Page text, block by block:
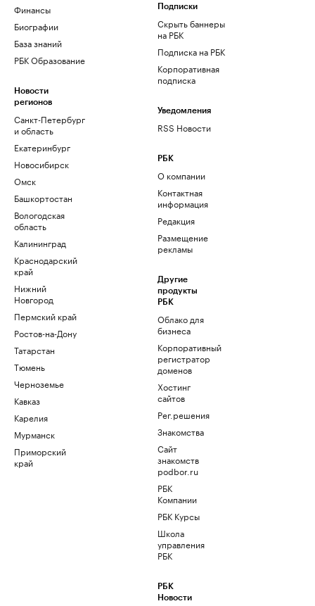
Финансы
Биографии
База знаний
РБК Образование
Новости
регионов
Санкт-Петербург
и область
Екатеринбург
Новосибирск
Омск
Башкортостан
Вологодская
область
Калининград
Краснодарский
край
Нижний
Новгород
Пермский край
Ростов-на-Дону
Татарстан
Тюмень
Черноземье
Кавказ
Карелия
Мурманск
Приморский
край
Подписки
Скрыть баннеры
на РБК
Подписка на РБК
Корпоративная
подписка
Уведомления
RSS Новости
РБК
О компании
Контактная
информация
Редакция
Размещение
рекламы
Другие
продукты
РБК
Облако для
бизнеса
Корпоративный
регистратор
доменов
Хостинг
сайтов
Рег.решения
Знакомства
Сайт
знакомств
podbor.ru
РБК
Компании
РБК Курсы
Школа
управления
РБК
РБК
Новости